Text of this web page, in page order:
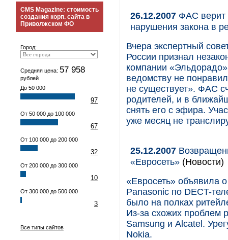
CMS Magazine: стоимость
создания корп. сайта в
Приволжском ФО
Город:
Средняя цена: 57 958
рублей
До 50 000
97
От 50 000 до 100 000
67
От 100 000 до 200 000
32
От 200 000 до 300 000
10
От 300 000 до 500 000
3
Все типы сайтов
26.12.2007 ФАС верит
нарушения закона в
Вчера экспертный
России признал
компании
ведомству не
не существует». ФАС
родителей, и в
снять его с эфира.
уже месяц не
25.12.2007
«Евросеть» (Новости)
«Евросеть» объявила
Panasonic по DECT-
было на полках
Из-за схожих проблем
Samsung и Alcatel.
Nokia.